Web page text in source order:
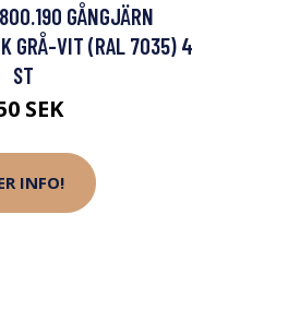
GÅNGJÄRN
GRÅ-VIT (RAL 7035) 4
ST
SEK
INFO!